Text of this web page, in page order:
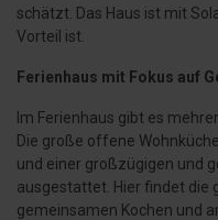
schätzt. Das Haus ist mit
Vorteil ist.
Ferienhaus mit Fokus auf
Im Ferienhaus gibt es
Die große offene
und einer großzügigen und
ausgestattet. Hier findet die
gemeinsamen Kochen und